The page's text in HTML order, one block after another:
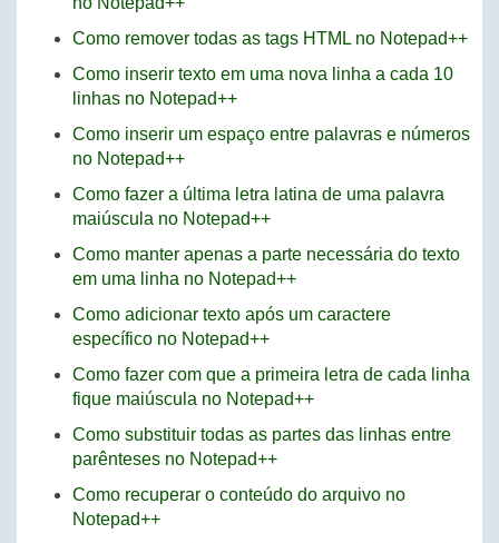
Como remover todas as tags HTML no Notepad++
Como inserir texto em uma nova linha a cada 10
linhas no Notepad++
Como inserir um espaço entre palavras e números
no Notepad++
Como fazer a última letra latina de uma palavra
maiúscula no Notepad++
Como manter apenas a parte necessária do texto
em uma linha no Notepad++
Como adicionar texto após um caractere
específico no Notepad++
Como fazer com que a primeira letra de cada linha
fique maiúscula no Notepad++
Como substituir todas as partes das linhas entre
parênteses no Notepad++
Como recuperar o conteúdo do arquivo no
Notepad++